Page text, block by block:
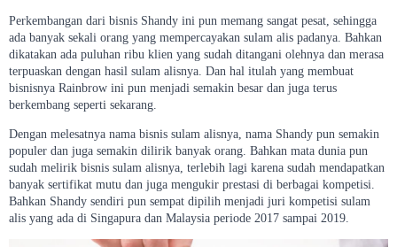
Perkembangan dari bisnis Shandy ini pun memang sangat pesat, sehingga
ada banyak sekali orang yang mempercayakan sulam alis padanya. Bahkan
dikatakan ada puluhan ribu klien yang sudah ditangani olehnya dan merasa
terpuaskan dengan hasil sulam alisnya. Dan hal itulah yang membuat
bisnisnya Rainbrow ini pun menjadi semakin besar dan juga terus
berkembang seperti sekarang.
Dengan melesatnya nama bisnis sulam alisnya, nama Shandy pun semakin
populer dan juga semakin dilirik banyak orang. Bahkan mata dunia pun
sudah melirik bisnis sulam alisnya, terlebih lagi karena sudah mendapatkan
banyak sertifikat mutu dan juga mengukir prestasi di berbagai kompetisi.
Bahkan Shandy sendiri pun sempat dipilih menjadi juri kompetisi sulam
alis yang ada di Singapura dan Malaysia periode 2017 sampai 2019.